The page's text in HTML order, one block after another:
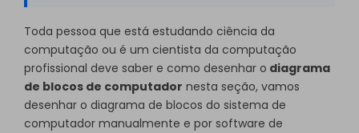
Toda pessoa que está estudando ciência da
computação ou é um cientista da computação
profissional deve saber e como desenhar o diagrama
de blocos de computador nesta seção, vamos
desenhar o diagrama de blocos do sistema de
computador manualmente e por software de